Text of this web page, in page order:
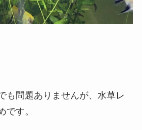
も問題ありませんが、水草レ
です。